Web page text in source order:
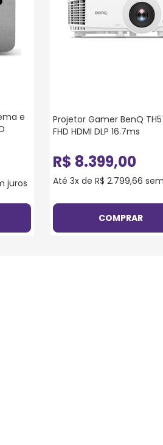
e
juros
Projetor Gamer BenQ
FHD HDMI DLP 16.7ms
R$ 8.399,00
Até 3x de R$ 2.799,66